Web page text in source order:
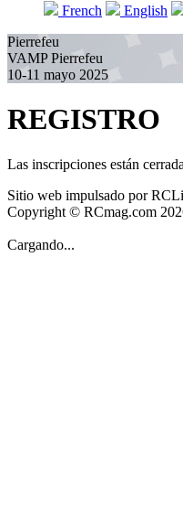
French English
Pierrefeu
VAMP Pierrefeu
10-11 mayo 2025
REGISTRO
Las inscripciones están
Sitio web impulsado por
Copyright © RCmag.com
Cargando...